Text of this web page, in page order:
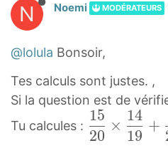
N Noemi MODÉRATEURS
@lolula Bonsoir,
Tes calculs sont justes. ,
Si la question est de
Tu calcules : 1
5
20
15
×
19
14
+